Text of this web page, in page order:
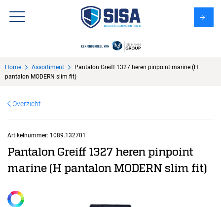
Over Sisa
Home Assortiment
Pantalon Greiff 1327 heren pinpoint marine (H
pantalon MODERN slim fit)
Overzicht
Artikelnummer: 1089.132701
Pantalon Greiff 1327 heren pinpoint
marine (H pantalon MODERN slim fit)